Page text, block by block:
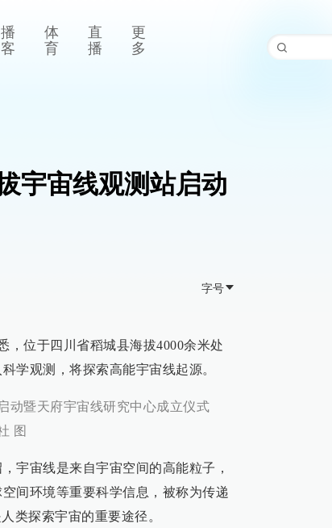
播
客
体
育
直
播
更
多
宇宙线观测站启动
字号
，位于四川省稻城县海拔4000余米处
学观测，将探索高能宇宙线起源。
动暨天府宇宙线研究中心成立仪式
图
宇宙线是来自宇宙空间的高能粒子，
间环境等重要科学信息，被称为传递
类探索宇宙的重要途径。